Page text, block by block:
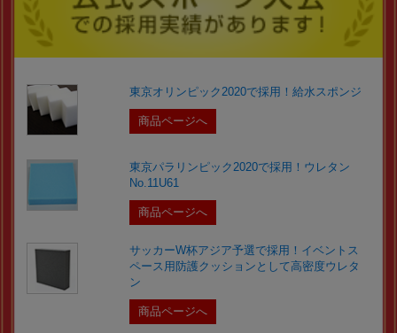
東京オリンピック2020で採用！給水スポンジ
商品ページへ
東京パラリンピック2020で採用！ウレタン
No.11U61
商品ページへ
サッカーW杯アジア予選で採用！イベントス
ペース用防護クッションとして高密度ウレタ
ン
商品ページへ